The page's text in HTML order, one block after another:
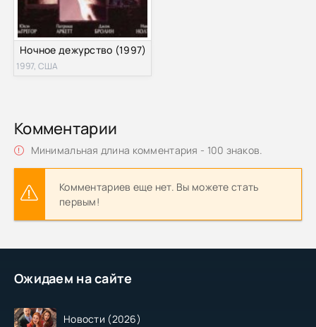
Ожидаем на сайте
Новости (2026)
Ночное дежурство (1997)
1997, США
Комментарии
Минимальная длина комментария - 100 знаков.
Комментариев еще нет. Вы можете стать
первым!